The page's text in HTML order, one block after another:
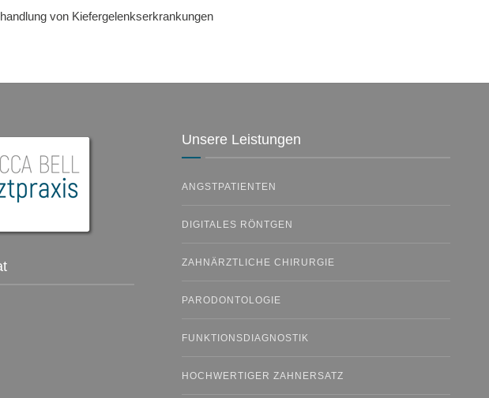
von Kiefergelenkserkrankungen
Unsere Leistungen
ANGSTPATIENTEN
DIGITALES RÖNTGEN
ZAHNÄRZTLICHE CHIRURGIE
PARODONTOLOGIE
FUNKTIONSDIAGNOSTIK
HOCHWERTIGER ZAHNERSATZ